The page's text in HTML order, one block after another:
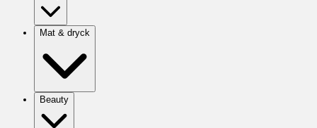
Mat & dryck
Beauty